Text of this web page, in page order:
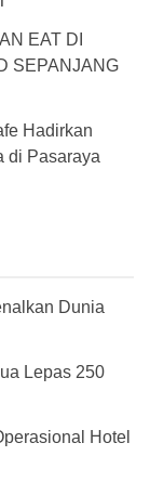
EAT DI
SEPANJANG
Hadirkan
di Pasaraya
Dunia
Lepas 250
Hotel